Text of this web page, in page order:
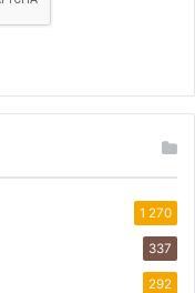
1 270
337
292